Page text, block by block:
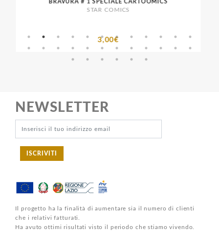
BRAVURA # 1 SPECIALE CARTOOMICS
STAR COMICS
3,00€
NEWSLETTER
ISCRIVITI
Il progetto ha la finalità di aumentare sia il numero di clienti
che i relativi fatturati.
Ha avuto ottimi risultati visto il periodo che stiamo vivendo.